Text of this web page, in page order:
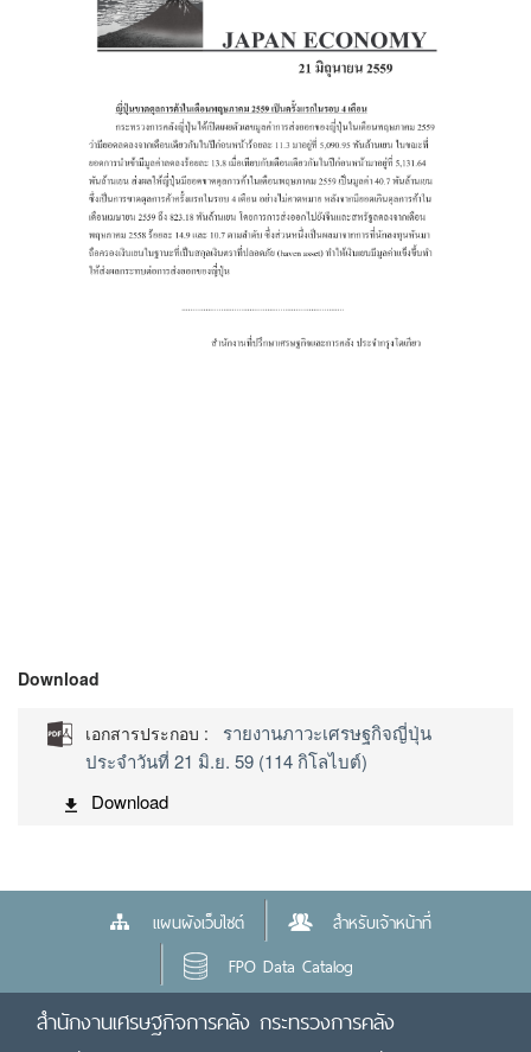
Download
เอกสารประกอบ :
รายงานภาวะเศรษฐกิจญี่ปุ่น
ประจำวันที่ 21 มิ.ย. 59 (114 กิโลไบต์)
Download
แผนผังเว็บไซต์
สำหรับเจ้าหน้าที่
FPO Data Catalog
สำนักงานเศรษฐกิจการคลัง กระทรวงการคลัง